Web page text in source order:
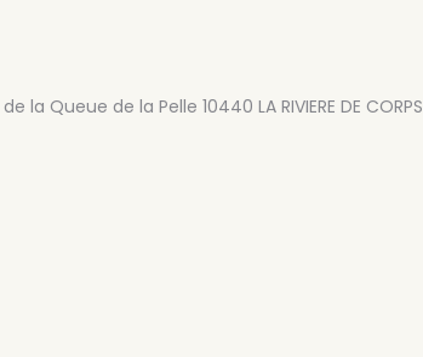
la Queue de la Pelle 10440 LA RIVIERE DE CORPS